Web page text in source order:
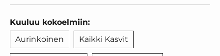
Kuuluu kokoelmiin:
Aurinkoinen
Kaikki Kasvit